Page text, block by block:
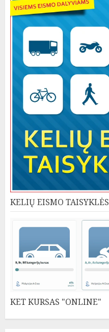
KELIŲ EISMO TAISYKLĖS
KET KURSAS "ONLINE"